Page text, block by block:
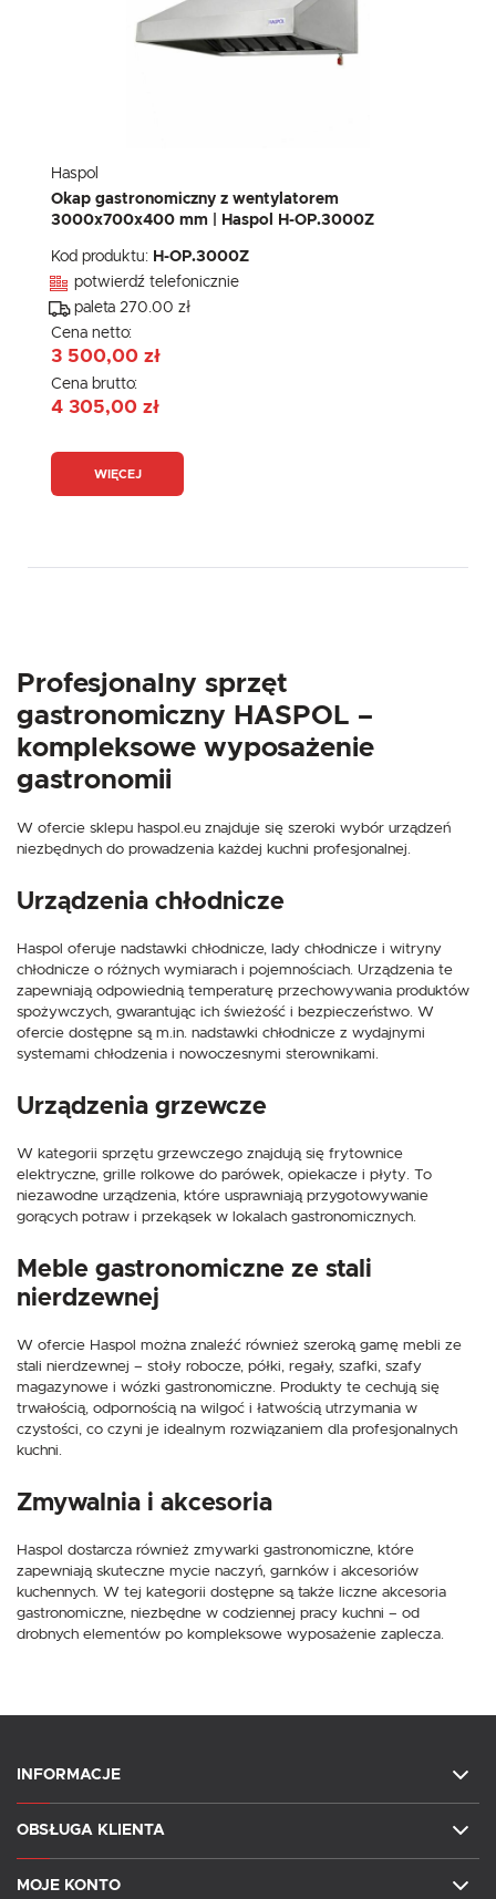
Haspol
Okap gastronomiczny z wentylatorem
3000x700x400 mm | Haspol H-OP.3000Z
Kod produktu: H-OP.3000Z
potwierdź telefonicznie
paleta 270.00 zł
Cena netto:
3 500,00 zł
Cena brutto:
4 305,00 zł
WIĘCEJ
Profesjonalny sprzęt
gastronomiczny HASPOL –
kompleksowe wyposażenie
gastronomii
W ofercie sklepu haspol.eu znajduje się szeroki wybór urządzeń
niezbędnych do prowadzenia każdej kuchni profesjonalnej.
Urządzenia chłodnicze
Haspol oferuje nadstawki chłodnicze, lady chłodnicze i witryny
chłodnicze o różnych wymiarach i pojemnościach. Urządzenia te
zapewniają odpowiednią temperaturę przechowywania produktów
spożywczych, gwarantując ich świeżość i bezpieczeństwo. W
ofercie dostępne są m.in. nadstawki chłodnicze z wydajnymi
systemami chłodzenia i nowoczesnymi sterownikami.
Urządzenia grzewcze
W kategorii sprzętu grzewczego znajdują się frytownice
elektryczne, grille rolkowe do parówek, opiekacze i płyty. To
niezawodne urządzenia, które usprawniają przygotowywanie
gorących potraw i przekąsek w lokalach gastronomicznych.
Meble gastronomiczne ze stali
nierdzewnej
W ofercie Haspol można znaleźć również szeroką gamę mebli ze
stali nierdzewnej – stoły robocze, półki, regały, szafki, szafy
magazynowe i wózki gastronomiczne. Produkty te cechują się
trwałością, odpornością na wilgoć i łatwością utrzymania w
czystości, co czyni je idealnym rozwiązaniem dla profesjonalnych
kuchni.
Zmywalnia i akcesoria
Haspol dostarcza również zmywarki gastronomiczne, które
zapewniają skuteczne mycie naczyń, garnków i akcesoriów
kuchennych. W tej kategorii dostępne są także liczne akcesoria
gastronomiczne, niezbędne w codziennej pracy kuchni – od
drobnych elementów po kompleksowe wyposażenie zaplecza.
INFORMACJE
OBSŁUGA KLIENTA
MOJE KONTO